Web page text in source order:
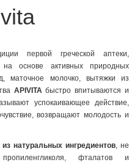
первой греческой аптеки,
основе активных природных
маточное молочко, вытяжки из
APIVITAбыстро впитываются и
успокаивающее действие,
возвращают молодость и
натуральных ингредиентов, не
фталатов и